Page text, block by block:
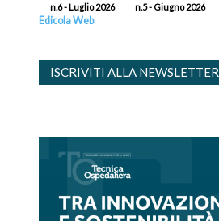
n.6 - Luglio 2026 n.5 - Giugno 2026
Edicola Web
ISCRIVITI ALLA NEWSLETTER